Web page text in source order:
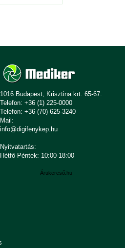
1016 Budapest, Krisztina krt. 65-67.
Telefon: +36 (1) 225-0000
Telefon: +36 (70) 625-3240
Mail:
info@digifenykep.hu
Nyitvatartás:
Hétfő-Péntek: 10:00-18:00
Árukereső.hu